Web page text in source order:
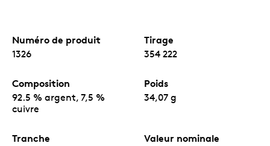
Numéro de produit
1326
Tirage
354 222
Composition
92.5 % argent, 7,5 %
cuivre
Poids
34,07 g
Tranche Valeur nominale